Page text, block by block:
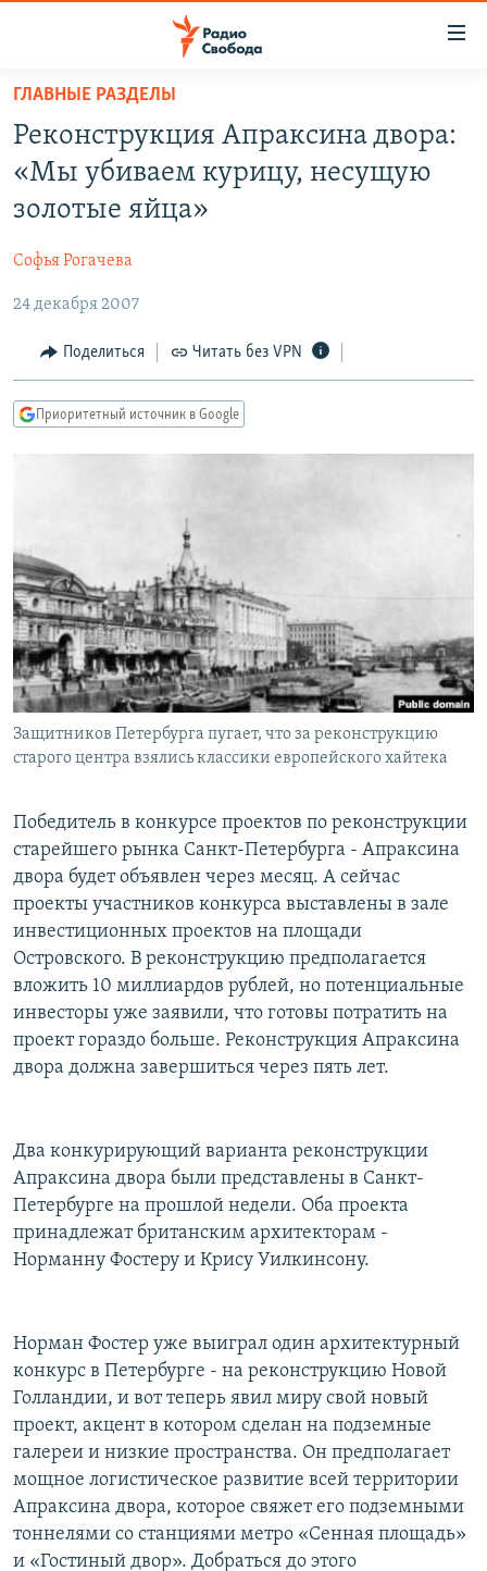
упрощенного
доступа
Вернуться
основному
Вернутся
навигации
Вернутся
поиску
ПОДКАСТЫ
АВТОРСКИЕ ПРОЕКТЫ
МНЕНИЯ
КУЛЬТУРА
IDEL.РЕАЛИИ
СЕВЕР.РЕАЛИИ
ПОДПИШИТЕСЬ НА РАССЫЛКУ
СОЦИАЛЬНЫЕ СЕТИ
Все сайты РСЕ/РС
ГЛАВНЫЕ РАЗДЕЛЫ
Реконструкция Апраксина двора:
«Мы убиваем курицу, несущую
золотые яйца»
Софья Рогачева
24 декабря 2007
Поделиться Читать без VPN
Приоритетный источник в Google
Защитников Петербурга пугает, что за реконструкцию
старого центра взялись классики европейского хайтека
Победитель в конкурсе проектов по реконструкции
старейшего рынка Санкт-Петербурга - Апраксина
двора будет объявлен через месяц. А сейчас
проекты участников конкурса выставлены в зале
инвестиционных проектов на площади
Островского. В реконструкцию предполагается
вложить 10 миллиардов рублей, но потенциальные
инвесторы уже заявили, что готовы потратить на
проект гораздо больше. Реконструкция Апраксина
двора должна завершиться через пять лет.
Два конкурирующий варианта реконструкции
Апраксина двора были представлены в Санкт-
Петербурге на прошлой недели. Оба проекта
принадлежат британским архитекторам -
Норманну Фостеру и Крису Уилкинсону.
Норман Фостер уже выиграл один архитектурный
конкурс в Петербурге - на реконструкцию Новой
Голландии, и вот теперь явил миру свой новый
проект, акцент в котором сделан на подземные
галереи и низкие пространства. Он предполагает
мощное логистическое развитие всей территории
Апраксина двора, которое свяжет его подземными
тоннелями со станциями метро «Сенная площадь»
и «Гостиный двор». Добраться до этого